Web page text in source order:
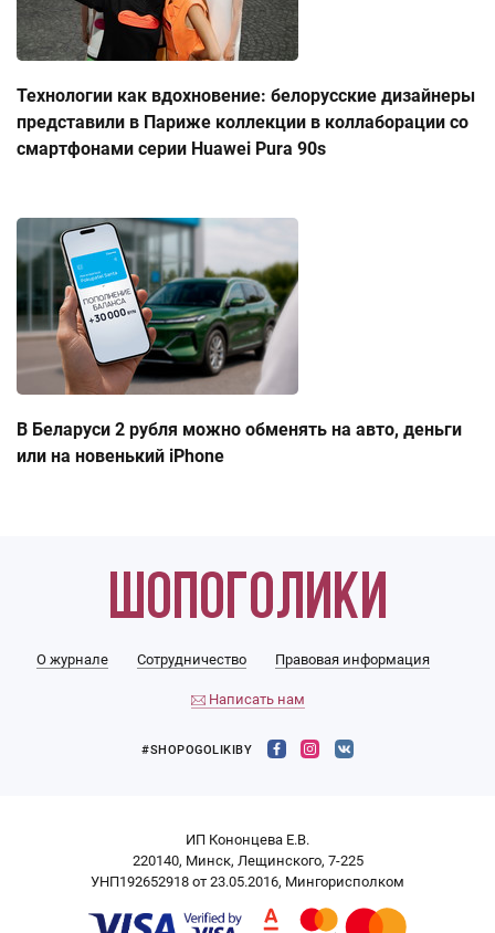
Технологии как вдохновение: белорусские дизайнеры
представили в Париже коллекции в коллаборации со
смартфонами серии Huawei Pura 90s
В Беларуси 2 рубля можно обменять на авто, деньги
или на новенький iPhone
О журнале Сотрудничество Правовая информация
Написать нам
#SHOPOGOLIKIBY
ИП Кононцева Е.В.
220140, Минск, Лещинского, 7-225
УНП192652918 от 23.05.2016, Мингорисполком